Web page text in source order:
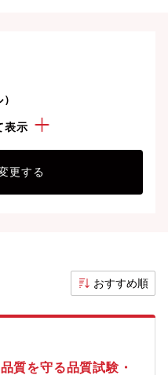
表示
更する
おすすめ順
質を守る品質試験・